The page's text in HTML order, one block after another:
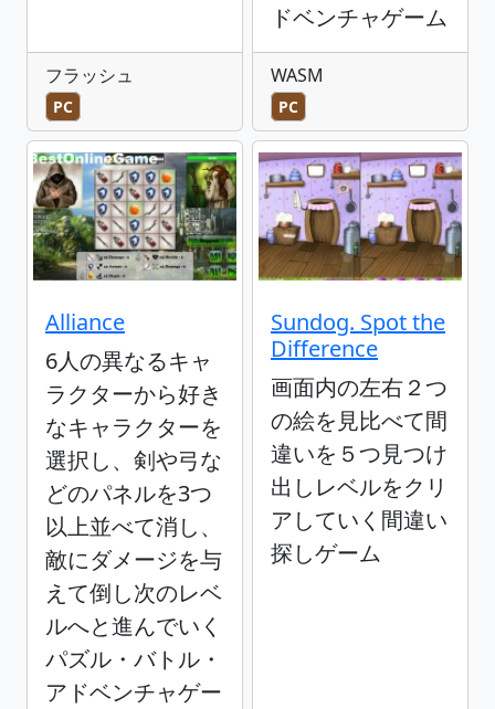
フラッシュ
PC
ドベンチャゲーム
WASM
PC
Alliance
6人の異なるキャ
ラクターから好き
なキャラクターを
選択し、剣や弓な
どのパネルを3つ
以上並べて消し、
敵にダメージを与
えて倒し次のレベ
ルへと進んでいく
パズル・バトル・
アドベンチャゲー
Sundog. Spot the
Difference
画面内の左右２つ
の絵を見比べて間
違いを５つ見つけ
出しレベルをクリ
アしていく間違い
探しゲーム